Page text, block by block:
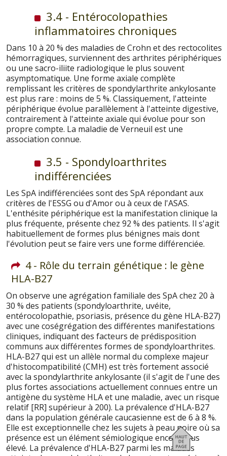
3.4 - Entérocolopathies
inflammatoires chroniques
Dans 10 à 20 % des maladies de Crohn et des rectocolites
hémorragiques, surviennent des arthrites périphériques
ou une sacro-iliite radiologique le plus souvent
asymptomatique. Une forme axiale complète
remplissant les critères de spondylarthrite ankylosante
est plus rare : moins de 5 %. Classiquement, l'atteinte
périphérique évolue parallèlement à l'atteinte digestive,
contrairement à l'atteinte axiale qui évolue pour son
propre compte. La maladie de Verneuil est une
association connue.
3.5 - Spondyloarthrites
indifférenciées
Les SpA indifférenciées sont des SpA répondant aux
critères de l'ESSG ou d'Amor ou à ceux de l'ASAS.
L'enthésite périphérique est la manifestation clinique la
plus fréquente, présente chez 92 % des patients. Il s'agit
habituellement de formes plus bénignes mais dont
l'évolution peut se faire vers une forme différenciée.
4 - Rôle du terrain génétique : le gène
HLA-B27
On observe une agrégation familiale des SpA chez 20 à
30 % des patients (spondyloarthrite, uvéite,
entérocolopathie, psoriasis, présence du gène HLA-B27)
avec une coségrégation des différentes manifestations
cliniques, indiquant des facteurs de prédisposition
communs aux différentes formes de spondyloarthrites.
HLA-B27 qui est un allèle normal du complexe majeur
d'histocompatibilité (CMH) est très fortement associé
avec la spondylarthrite ankylosante (il s'agit de l'une des
plus fortes associations actuellement connues entre un
antigène du système HLA et une maladie, avec un risque
relatif [RR] supérieur à 200). La prévalence d'HLA-B27
dans la population générale caucasienne est de 6 à 8 %.
Elle est exceptionnelle chez les sujets à peau noire où sa
présence est un élément sémiologique encore plus
élevé. La prévalence d'HLA-B27 parmi les malades